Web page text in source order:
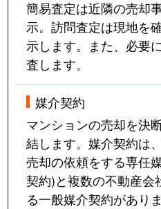
簡易査定は近隣の売却
示。訪問査定は現地を
示します。また、必要
査します。
媒介契約
マンションの売却を決
結します。媒介契約は
売却の依頼をする専任
契約)と複数の不動産会
る一般媒介契約がありま